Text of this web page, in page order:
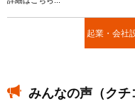
起業・会社
みんなの声（クチ